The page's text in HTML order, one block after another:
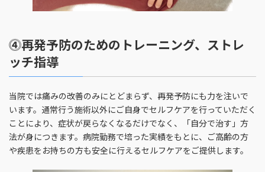
⓸再発予防のためのトレーニング、ストレ
ッチ指導
当院では痛みの改善のみにとどまらず、再発予防にも力を注いで
います。通常行う施術以外にご自身でセルフケアを行っていただく
ことにより、症状が戻らなくなるだけでなく、「自分で治す」方
法が身につきます。病院勤務で培った実績をもとに、ご高齢の方
や疾患をお持ちの方も安全に行えるセルフケアをご提供します。